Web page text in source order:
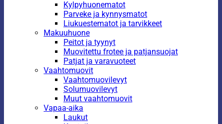
Kylpyhuonematot
Parveke ja kynnysmatot
Liukuestematot ja tarvikkeet
Makuuhuone
Peitot ja tyynyt
Muovitettu frotee ja patjansuojat
Patjat ja varavuoteet
Vaahtomuovit
Vaahtomuovilevyt
Solumuovilevyt
Muut vaahtomuovit
Vapaa-aika
Laukut